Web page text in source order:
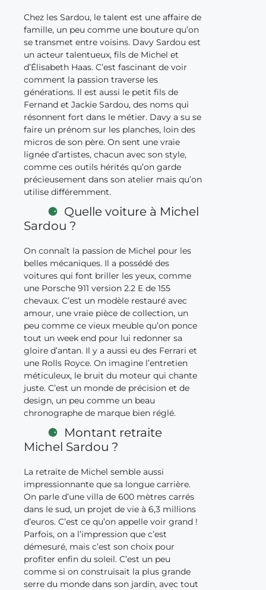
Chez les Sardou, le talent est une affaire de
famille, un peu comme une bouture qu’on
se transmet entre voisins. Davy Sardou est
un acteur talentueux, fils de Michel et
d’Élisabeth Haas. C’est fascinant de voir
comment la passion traverse les
générations. Il est aussi le petit fils de
Fernand et Jackie Sardou, des noms qui
résonnent fort dans le métier. Davy a su se
faire un prénom sur les planches, loin des
micros de son père. On sent une vraie
lignée d’artistes, chacun avec son style,
comme ces outils hérités qu’on garde
précieusement dans son atelier mais qu’on
utilise différemment.
Quelle voiture à Michel
Sardou ?
On connaît la passion de Michel pour les
belles mécaniques. Il a possédé des
voitures qui font briller les yeux, comme
une Porsche 911 version 2.2 E de 155
chevaux. C’est un modèle restauré avec
amour, une vraie pièce de collection, un
peu comme ce vieux meuble qu’on ponce
tout un week end pour lui redonner sa
gloire d’antan. Il y a aussi eu des Ferrari et
une Rolls Royce. On imagine l’entretien
méticuleux, le bruit du moteur qui chante
juste. C’est un monde de précision et de
design, un peu comme un beau
chronographe de marque bien réglé.
Montant retraite
Michel Sardou ?
La retraite de Michel semble aussi
impressionnante que sa longue carrière.
On parle d’une villa de 600 mètres carrés
dans le sud, un projet de vie à 6,3 millions
d’euros. C’est ce qu’on appelle voir grand !
Parfois, on a l’impression que c’est
démesuré, mais c’est son choix pour
profiter enfin du soleil. C’est un peu
comme si on construisait la plus grande
serre du monde dans son jardin, avec tout